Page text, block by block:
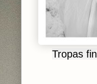
Tropas